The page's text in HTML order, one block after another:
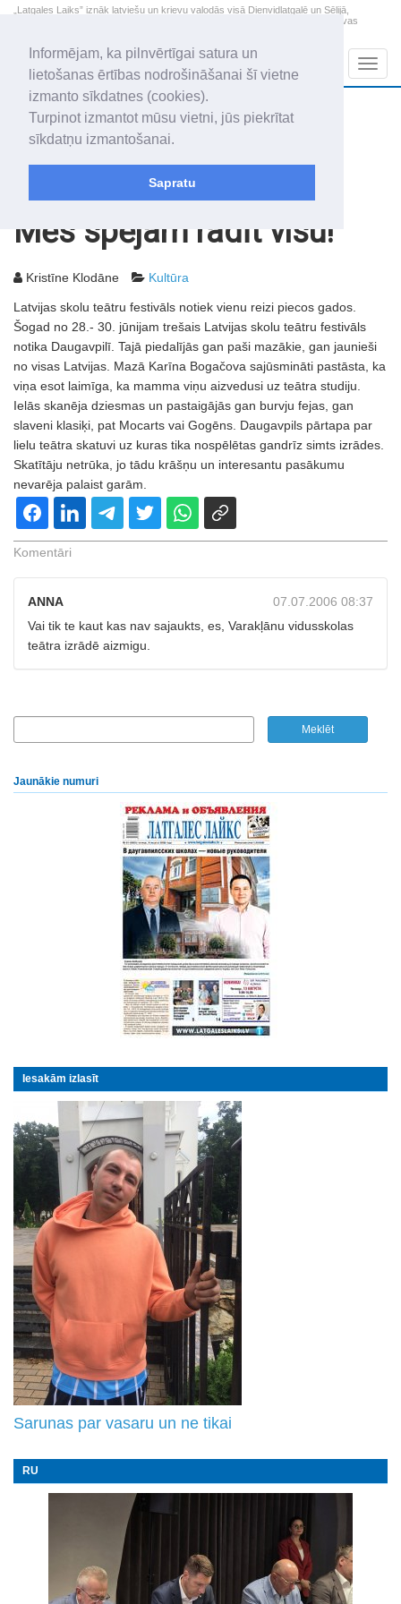
Informējam, ka pilnvērtīgai satura un
lietošanas ērtības nodrošināšanai šī vietne
izmanto sīkdatnes (cookies).
Turpinot izmantot mūsu vietni, jūs piekrītat
sīkdatņu izmantošanai.
Sapratu
„Latgales Laiks” iznāk latviešu un krievu valodās visā Dienvidlatgalē un Sēlijā,
„Latgales Laiks” latviešu valodā aptver Daugavpils valstspilsētu, Augšdaugavas
2026. gada 8. augusts
Sestdiena
Mudīte, Vladislava, Vladislavs
+19.3
Mēs spējam radīt visu!
Kristīne Klodāne Kultūra
Latvijas skolu teātru festivāls notiek vienu reizi piecos gados.
Šogad no 28.- 30. jūnijam trešais Latvijas skolu teātru festivāls
notika Daugavpilī. Tajā piedalījās gan paši mazākie, gan jaunieši
no visas Latvijas. Mazā Karīna Bogačova sajūsmināti pastāsta, ka
viņa esot laimīga, ka mamma viņu aizvedusi uz teātra studiju.
Ielās skanēja dziesmas un pastaigājās gan burvju fejas, gan
slaveni klasiķi, pat Mocarts vai Gogēns. Daugavpils pārtapa par
lielu teātra skatuvi uz kuras tika nospēlētas gandrīz simts izrādes.
Skatītāju netrūka, jo tādu krāšņu un interesantu pasākumu
nevarēja palaist garām.
Komentāri
07.07.2006 08:37
ANNA
Vai tik te kaut kas nav sajaukts, es, Varakļānu vidusskolas
teātra izrādē aizmigu.
Jaunākie numuri
Iesakām izlasīt
Sarunas par vasaru un ne tikai
RU